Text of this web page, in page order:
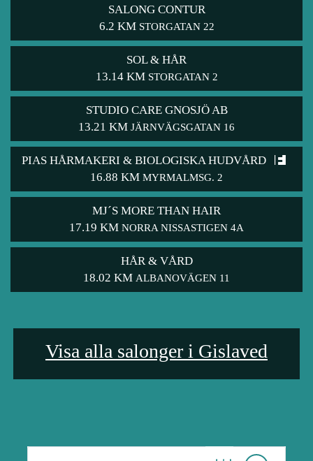
SALONG CONTUR
6.2 KM STORGATAN 22
SOL & HÅR
13.14 KM STORGATAN 2
STUDIO CARE GNOSJÖ AB
13.21 KM JÄRNVÄGSGATAN 16
PIAS HÅRMAKERI & BIOLOGISKA HUDVÅRD
16.88 KM MYRMALMSG. 2
MJ´S MORE THAN HAIR
17.19 KM NORRA NISSASTIGEN 4A
HÅR & VÅRD
18.02 KM ALBANOVÄGEN 11
Visa alla salonger i Gislaved